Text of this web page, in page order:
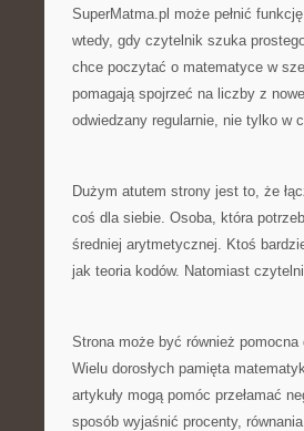
SuperMatma.pl może pełnić
wtedy, gdy czytelnik szuka
chce poczytać o matematyce w
pomagają spojrzeć na liczby z
odwiedzany regularnie, nie tylko w
Dużym atutem strony jest to, że
coś dla siebie. Osoba, która
średniej arytmetycznej. Ktoś
jak teoria kodów. Natomiast
Strona może być również
Wielu dorosłych pamięta
artykuły mogą pomóc przełamać
sposób wyjaśnić procenty,